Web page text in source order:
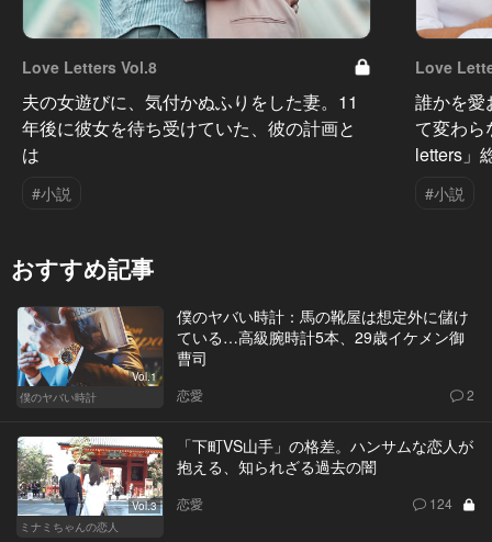
Love Letters Vol.8
夫の女遊びに、気付かぬふりをした妻。11
年後に彼女を待ち受けていた、彼の計画と
は
#小説
Love
誰かを愛
て変わ
letters」
#小説
おすすめ記事
Vol.1
僕のヤバい時計
僕のヤバい時計：馬の靴屋は想定外に儲け
ている…高級腕時計5本、29歳イケメン御
曹司
恋愛 2
Vol.3
ミナミちゃんの恋人
「下町VS山手」の格差。ハンサムな恋人が
抱える、知られざる過去の闇
恋愛 124